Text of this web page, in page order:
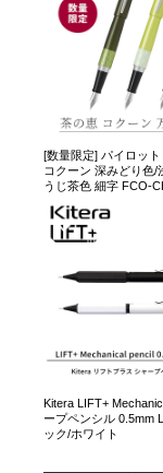
[数量限定] パイロッ
コクーン 深みどり色/
うじ茶色 細字 FCO-
Kitera LIFT+
ープペンシル 0.5mm
ック/ホワイト